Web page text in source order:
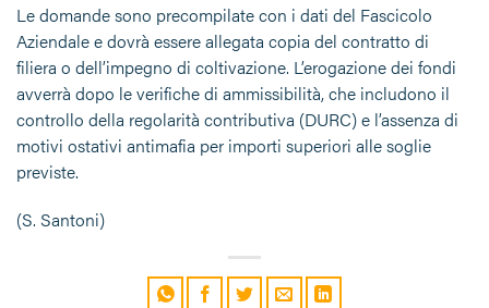
Le domande sono precompilate con i dati del Fascicolo
Aziendale e dovrà essere allegata copia del contratto di
filiera o dell’impegno di coltivazione. L’erogazione dei fondi
avverrà dopo le verifiche di ammissibilità, che includono il
controllo della regolarità contributiva (DURC) e l’assenza di
motivi ostativi antimafia per importi superiori alle soglie
previste.
(S. Santoni)